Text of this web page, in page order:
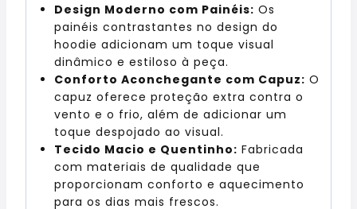
Design Moderno com Painéis: Os
painéis contrastantes no design do
hoodie adicionam um toque visual
dinâmico e estiloso à peça.
Conforto Aconchegante com Capuz: O
capuz oferece proteção extra contra o
vento e o frio, além de adicionar um
toque despojado ao visual.
Tecido Macio e Quentinho: Fabricada
com materiais de qualidade que
proporcionam conforto e aquecimento
para os dias mais frescos.